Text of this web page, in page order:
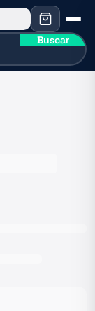
Buscar